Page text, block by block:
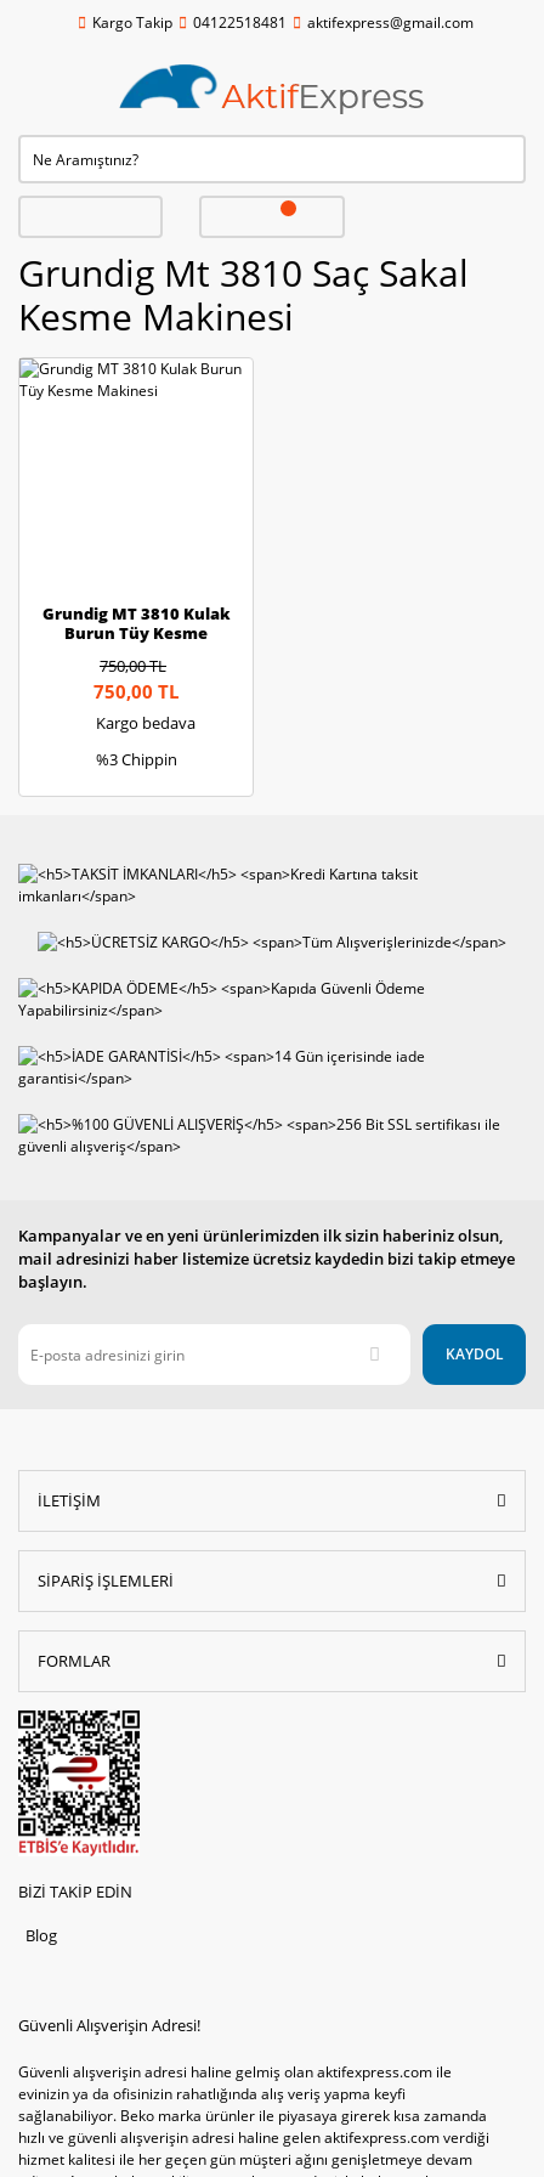
Kargo Takip 04122518481 aktifexpress@gmail.com
Grundig Mt 3810 Saç Sakal
Kesme Makinesi
Grundig MT 3810 Kulak
Burun Tüy Kesme
750,00 TL
750,00 TL
Kargo bedava
%3 Chippin
Kampanyalar ve en yeni ürünlerimizden ilk sizin haberiniz olsun,
mail adresinizi haber listemize ücretsiz kaydedin bizi takip etmeye
başlayın.
KAYDOL
İLETİŞİM
SİPARİŞ İŞLEMLERİ
FORMLAR
BİZİ TAKİP EDİN
Blog
Güvenli Alışverişin Adresi!
Güvenli alışverişin adresi haline gelmiş olan aktifexpress.com ile
evinizin ya da ofisinizin rahatlığında alış veriş yapma keyfi
sağlanabiliyor. Beko marka ürünler ile piyasaya girerek kısa zamanda
hızlı ve güvenli alışverişin adresi haline gelen aktifexpress.com verdiği
hizmet kalitesi ile her geçen gün müşteri ağını genişletmeye devam